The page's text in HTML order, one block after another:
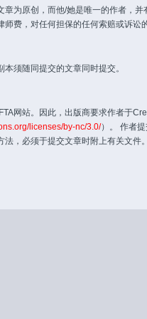
章为原创，而他/她是唯一的作者，
费，对任何担保的任何索赔或诉讼
须随同提交的文章同时提交。
网站。因此，出版商要求作者于
licenses/by-nc/3.0/）。 作者
，必须于提交文章时附上有关文件。